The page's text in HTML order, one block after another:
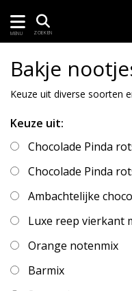
MENU ZOEKEN
Bakje
Keuze uit diverse soorten
Keuze uit:
Chocolade Pinda
Chocolade Pinda
Ambachtelijke
Luxe reep vierkant
Orange notenmix
Barmix